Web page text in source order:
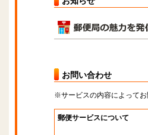
お問い合わせ
※サービスの内容によって
郵便サービスについて